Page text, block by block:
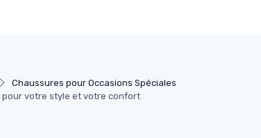
Chaussures pour Occasions Spéciales
pour votre style et votre confort